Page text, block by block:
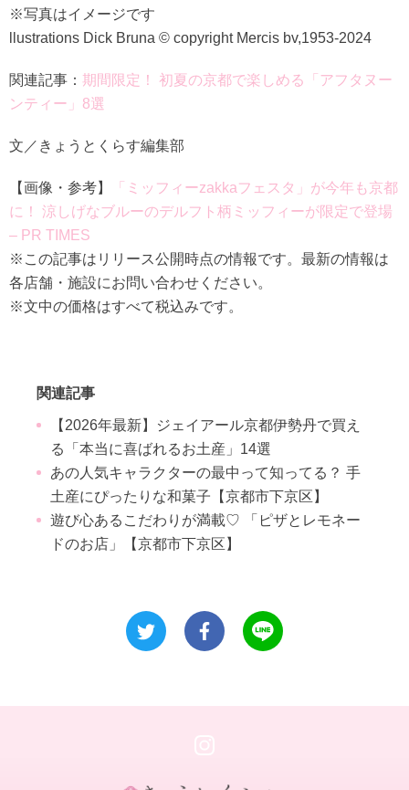
※写真はイメージです
llustrations Dick Bruna © copyright Mercis bv,1953-2024
関連記事： 期間限定！ 初夏の京都で楽しめる「アフタヌー
ンティー」8選
文／きょうとくらす編集部
【画像・参考】
「ミッフィーzakkaフェスタ」が今年も京都
に！ 涼しげなブルーのデルフト柄ミッフィーが限定で登場
– PR TIMES
※この記事はリリース公開時点の情報です。最新の情報は
各店舗・施設にお問い合わせください。
※文中の価格はすべて税込みです。
関連記事
【2026年最新】ジェイアール京都伊勢丹で買え
る「本当に喜ばれるお土産」14選
あの人気キャラクターの最中って知ってる？ 手
土産にぴったりな和菓子【京都市下京区】
遊び心あるこだわりが満載♡ 「ピザとレモネー
ドのお店」【京都市下京区】